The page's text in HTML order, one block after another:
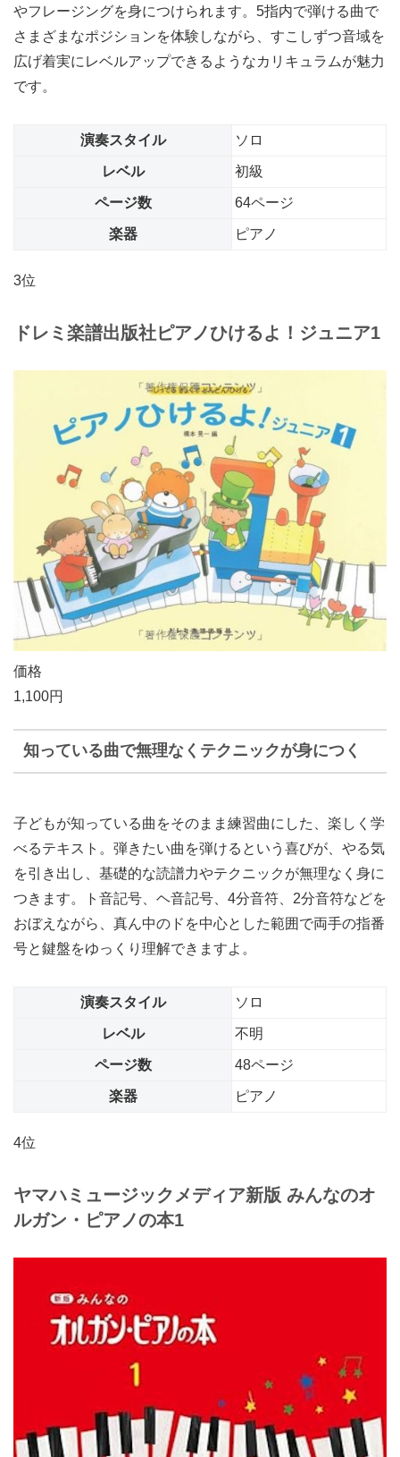
やフレージングを身につけられます。5指内で弾ける曲で
さまざまなポジションを体験しながら、すこしずつ音域を
広げ着実にレベルアップできるようなカリキュラムが魅力
です。
演奏スタイル ソロ
レベル 初級
ページ数 64ページ
楽器 ピアノ
3位
ドレミ楽譜出版社ピアノひけるよ！ジュニア1
価格
1,100円
知っている曲で無理なくテクニックが身につく
子どもが知っている曲をそのまま練習曲にした、楽しく学
べるテキスト。弾きたい曲を弾けるという喜びが、やる気
を引き出し、基礎的な読譜力やテクニックが無理なく身に
つきます。ト音記号、ヘ音記号、4分音符、2分音符などを
おぼえながら、真ん中のドを中心とした範囲で両手の指番
号と鍵盤をゆっくり理解できますよ。
演奏スタイル ソロ
レベル 不明
ページ数 48ページ
楽器 ピアノ
4位
ヤマハミュージックメディア新版 みんなのオ
ルガン・ピアノの本1